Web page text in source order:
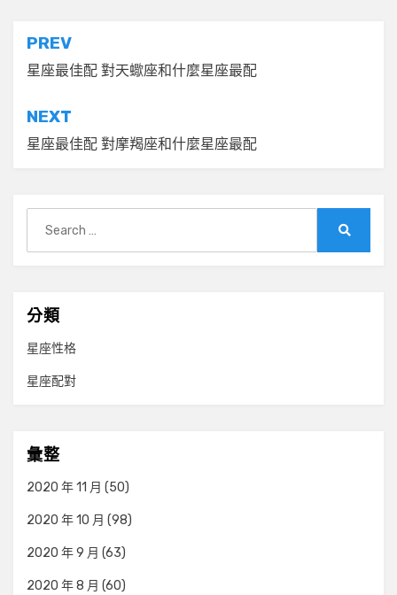
文
章
導
覽
PREV
星座最佳配 對天蠍座和什麼星座最配
NEXT
星座最佳配 對摩羯座和什麼星座最配
for:
分類
星座性格
星座配對
彙整
2020 年 11 月 (50)
2020 年 10 月 (98)
2020 年 9 月 (63)
2020 年 8 月 (60)